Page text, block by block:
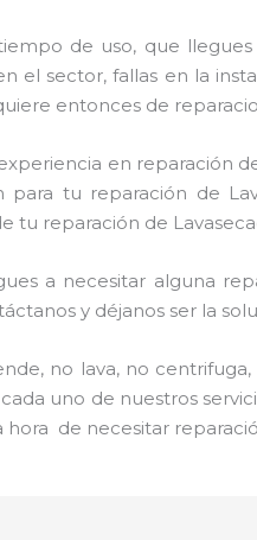
de uso, que
el sector, fallas en la
entonces de
en reparación
tu reparación de
tu reparación de
a necesitar alguna
y déjanos ser la
no lava, no
uno de nuestros
de necesitar